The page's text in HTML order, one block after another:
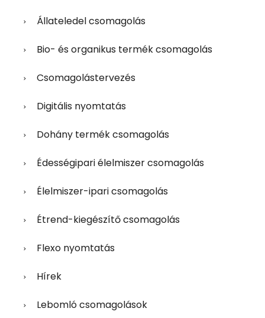
Állateledel csomagolás
Bio- és organikus termék csomagolás
Csomagolástervezés
Digitális nyomtatás
Dohány termék csomagolás
Édességipari élelmiszer csomagolás
Élelmiszer-ipari csomagolás
Étrend-kiegészítő csomagolás
Flexo nyomtatás
Hírek
Lebomló csomagolások